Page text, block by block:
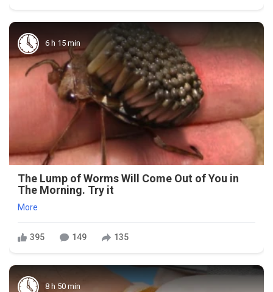
6 h 15 min
The Lump of Worms Will Come Out of You in
The Morning. Try it
More
395 149 135
8 h 50 min